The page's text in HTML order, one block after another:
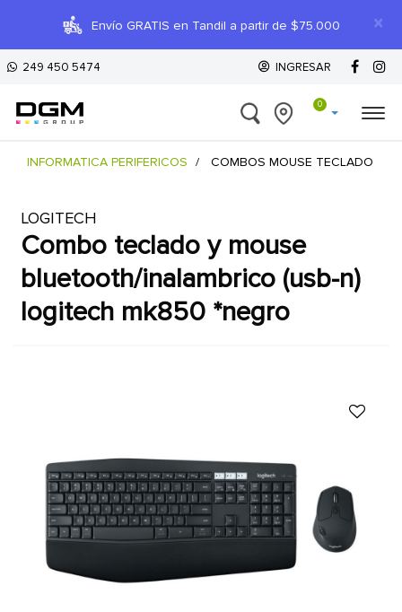
×
Envío GRATIS en Tandil a partir de $75.000
249 450 5474 INGRESAR
0
INFORMATICA PERIFERICOS COMBOS MOUSE TECLADO
LOGITECH
combo teclado y mouse
bluetooth/inalambrico (usb-n)
logitech mk850 *negro